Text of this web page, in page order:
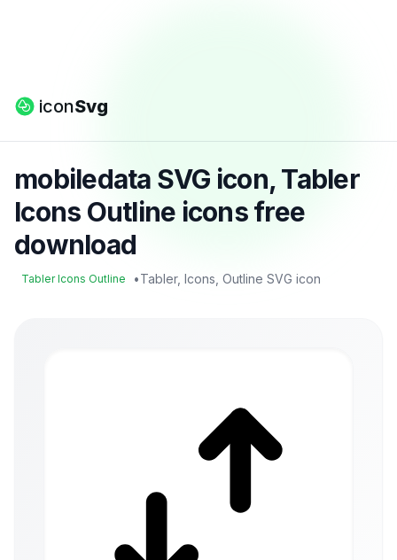
iconSvg
mobiledata SVG icon, Tabler
Icons Outline icons free
download
Tabler Icons Outline •Tabler, Icons, Outline SVG icon